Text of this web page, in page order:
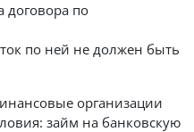
договора по
по ней не должен быть
организации
займ на банковскую